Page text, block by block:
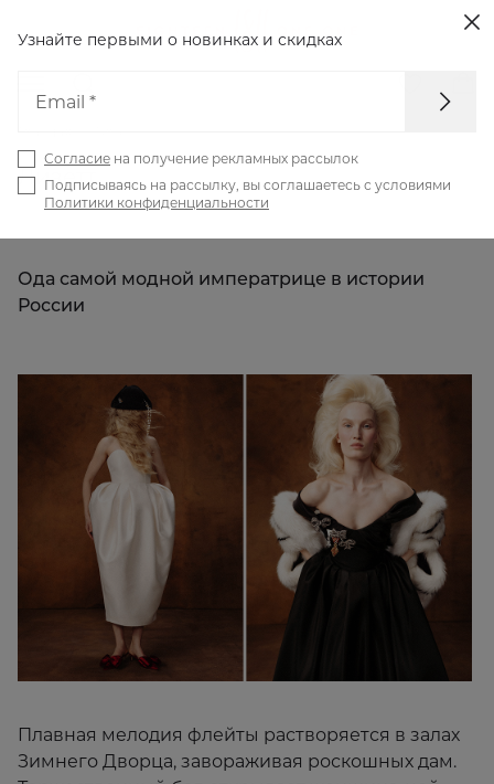
Лизетт
Ода самой модной императрице в истории
России
Плавная мелодия флейты растворяется в залах
Зимнего Дворца, завораживая роскошных дам.
Узнайте первыми о новинках и скидках
Email *
Согласие на получение рекламных рассылок
Подписываясь на рассылку, вы соглашаетесь с условиями
Политики конфиденциальности